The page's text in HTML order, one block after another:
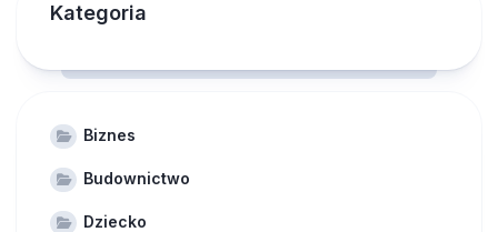
Kategoria
Biznes
Budownictwo
Dziecko